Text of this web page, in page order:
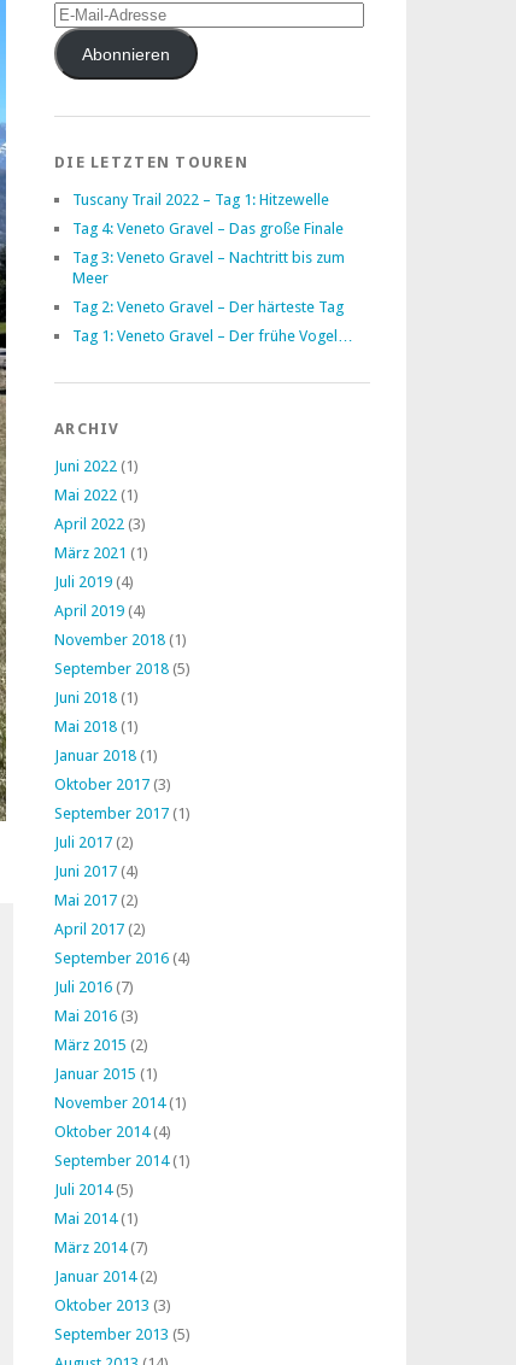
E-
Mail-
AdresseAbonnieren
DIE LETZTEN TOUREN
Tuscany Trail 2022 – Tag 1: Hitzewelle
Tag 4: Veneto Gravel – Das große Finale
Tag 3: Veneto Gravel – Nachtritt bis zum
Meer
Tag 2: Veneto Gravel – Der härteste Tag
Tag 1: Veneto Gravel – Der frühe Vogel…
ARCHIV
Juni 2022 (1)
Mai 2022 (1)
April 2022 (3)
März 2021 (1)
Juli 2019 (4)
April 2019 (4)
November 2018 (1)
September 2018 (5)
Juni 2018 (1)
Mai 2018 (1)
Januar 2018 (1)
Oktober 2017 (3)
September 2017 (1)
Juli 2017 (2)
Juni 2017 (4)
Mai 2017 (2)
April 2017 (2)
September 2016 (4)
Juli 2016 (7)
Mai 2016 (3)
März 2015 (2)
Januar 2015 (1)
November 2014(1)
Oktober 2014(4)
September 2014(1)
Juli 2014(5)
Mai 2014(1)
März 2014(7)
Januar 2014(2)
Oktober 2013 (3)
September 2013 (5)